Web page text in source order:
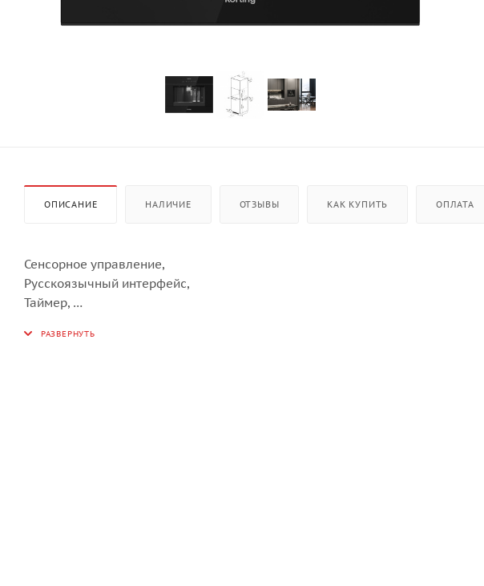
ОПИСАНИЕ НАЛИЧИЕ ОТЗЫВЫ КАК КУПИТЬ ОПЛАТА
Сенсорное управление,
Русскоязычный интерфейс,
Таймер,
Регулировка объема кофе,